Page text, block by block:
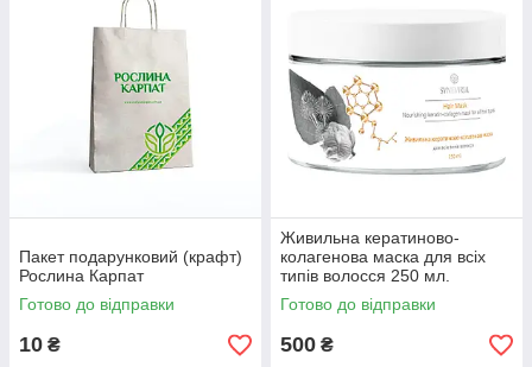
Пакет подарунковий (крафт)
Рослина Карпат
Готово до відправки
10 ₴
Живильна кератиново-
колагенова маска для всіх
типів волосся 250 мл.
Готово до відправки
500 ₴